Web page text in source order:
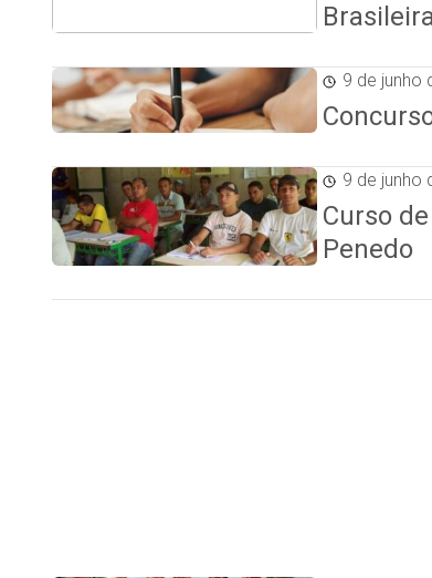
9 de junho
9 de junho
Curso
Penedo